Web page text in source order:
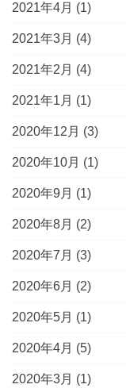
2021年4月 (1)
2021年3月 (4)
2021年2月 (4)
2021年1月 (1)
2020年12月 (3)
2020年10月 (1)
2020年9月 (1)
2020年8月 (2)
2020年7月 (3)
2020年6月 (2)
2020年5月 (1)
2020年4月 (5)
2020年3月 (1)